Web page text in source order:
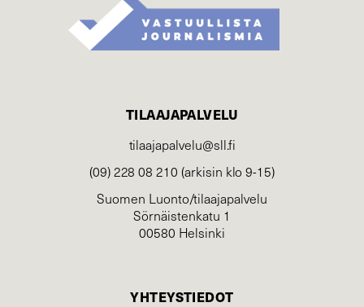
TILAAJAPALVELU
tilaajapalvelu@sll.fi
(09) 228 08 210 (arkisin klo 9-15)
Suomen Luonto/tilaajapalvelu
Sörnäistenkatu 1
00580 Helsinki
YHTEYSTIEDOT